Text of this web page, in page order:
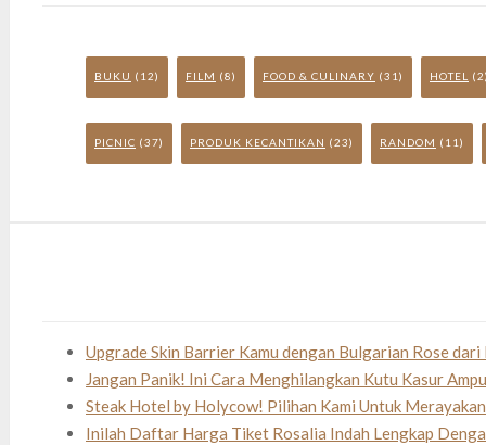
BUKU (12) FILM (8) FOOD & CULINARY (31) HOTEL
PICNIC (37) PRODUK KECANTIKAN (23) RANDOM (11)
Upgrade Skin Barrier Kamu dengan Bulgarian Rose
Jangan Panik! Ini Cara Menghilangkan Kutu Kasur
Steak Hotel by Holycow! Pilihan Kami Untuk
Inilah Daftar Harga Tiket Rosalia Indah Lengkap